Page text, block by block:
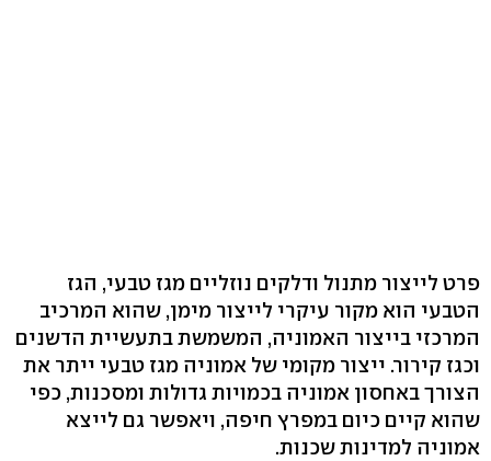
פרט לייצור מתנול ודלקים נוזליים מגז טבעי, הגז
הטבעי הוא מקור עיקרי לייצור מימן, שהוא המרכיב
המרכזי בייצור האמוניה, המשמשת בתעשיית הדשנים
וכגז קירור. ייצור מקומי של אמוניה מגז טבעי ייתר את
הצורך באחסון אמוניה בכמויות גדולות ומסכנות, כפי
שהוא קיים כיום במפרץ חיפה, ויאפשר גם לייצא
אמוניה למדינות שכנות.